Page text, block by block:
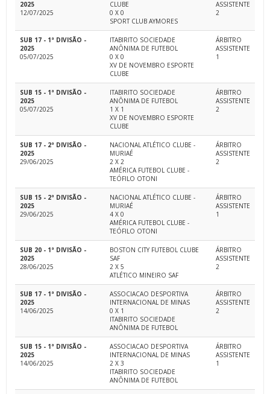
2025
12/07/2025
CLUBE
0 X 0
SPORT CLUB AYMORES
ASSISTENTE
2
SUB 17 - 1ª DIVISÃO -
2025
05/07/2025
ITABIRITO SOCIEDADE
ANÔNIMA DE FUTEBOL
0 X 0
XV DE NOVEMBRO ESPORTE
CLUBE
ÁRBITRO
ASSISTENTE
1
SUB 15 - 1ª DIVISÃO -
2025
05/07/2025
ITABIRITO SOCIEDADE
ANÔNIMA DE FUTEBOL
1 X 1
XV DE NOVEMBRO ESPORTE
CLUBE
ÁRBITRO
ASSISTENTE
2
SUB 17 - 2ª DIVISÃO -
2025
29/06/2025
NACIONAL ATLÉTICO CLUBE -
MURIAÉ
2 X 2
AMÉRICA FUTEBOL CLUBE -
TEÓFILO OTONI
ÁRBITRO
ASSISTENTE
2
SUB 15 - 2ª DIVISÃO -
2025
29/06/2025
NACIONAL ATLÉTICO CLUBE -
MURIAÉ
4 X 0
AMÉRICA FUTEBOL CLUBE -
TEÓFILO OTONI
ÁRBITRO
ASSISTENTE
1
SUB 20 - 1ª DIVISÃO -
2025
28/06/2025
BOSTON CITY FUTEBOL CLUBE
SAF
2 X 5
ATLÉTICO MINEIRO SAF
ÁRBITRO
ASSISTENTE
2
SUB 17 - 1ª DIVISÃO -
2025
14/06/2025
ASSOCIACAO DESPORTIVA
INTERNACIONAL DE MINAS
0 X 1
ITABIRITO SOCIEDADE
ANÔNIMA DE FUTEBOL
ÁRBITRO
ASSISTENTE
2
SUB 15 - 1ª DIVISÃO -
2025
14/06/2025
ASSOCIACAO DESPORTIVA
INTERNACIONAL DE MINAS
2 X 3
ITABIRITO SOCIEDADE
ANÔNIMA DE FUTEBOL
ÁRBITRO
ASSISTENTE
1